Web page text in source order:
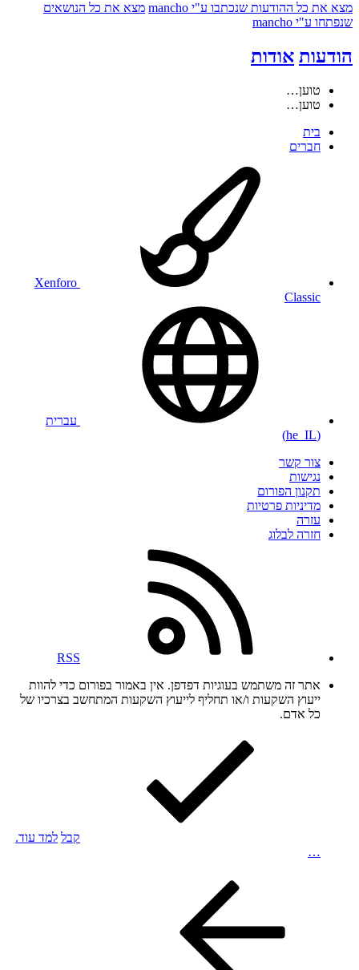
מצא את כל ההודעות שנכתבו ע"י mancho
מצא את כל הנושאים
שנפתחו ע"י mancho
הודעות אודות
טוען…
טוען…
בית
חברים
Xenforo
Classic
עברית
(he_IL)
צור קשר
נגישות
תקנון הפורום
מדיניות פרטיות
עזרה
חזרה לבלוג
RSS
אתר זה משתמש בעוגיות דפדפן. אין באמור בפורום כדי להוות
ייעוץ השקעות ו/או תחליף לייעוץ השקעות המתחשב בצרכיו של
כל אדם.
קבל למד עוד.
…